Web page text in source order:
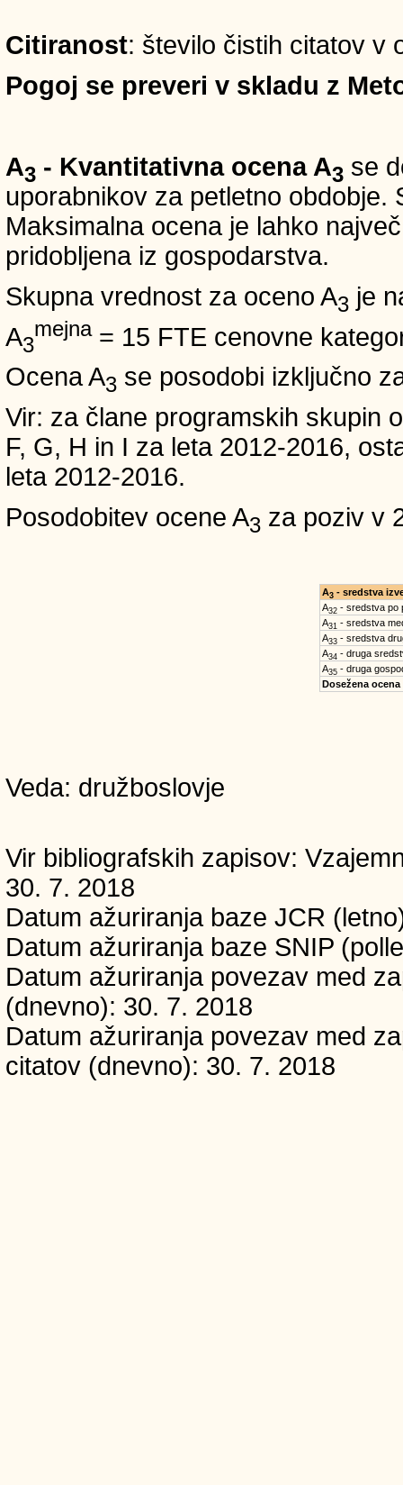
Citiranost: število čistih citatov v
Pogoj se preveri v skladu z
A3 - Kvantitativna ocena A3 se
uporabnikov za petletno obdobje.
Maksimalna ocena je lahko
pridobljena iz gospodarstva.
Skupna vrednost za oceno A3 je
A3
mejna= 15 FTE cenovne
Ocena A3 se posodobi izključno
Vir: za člane programskih skupin
F, G, H in I za leta 2012-2016,
leta 2012-2016.
Posodobitev ocene A3 za poziv v
A3- sredstva
A32- sredstva po
A31 - sredstva
A33- sredstva
A34 - druga
A35- druga
Dosežena ocena
Veda: družboslovje
Vir bibliografskih zapisov:
30. 7. 2018
Datum ažuriranja baze JCR
Datum ažuriranja baze SNIP
Datum ažuriranja povezav med
(dnevno): 30. 7. 2018
Datum ažuriranja povezav med
citatov (dnevno): 30. 7. 2018